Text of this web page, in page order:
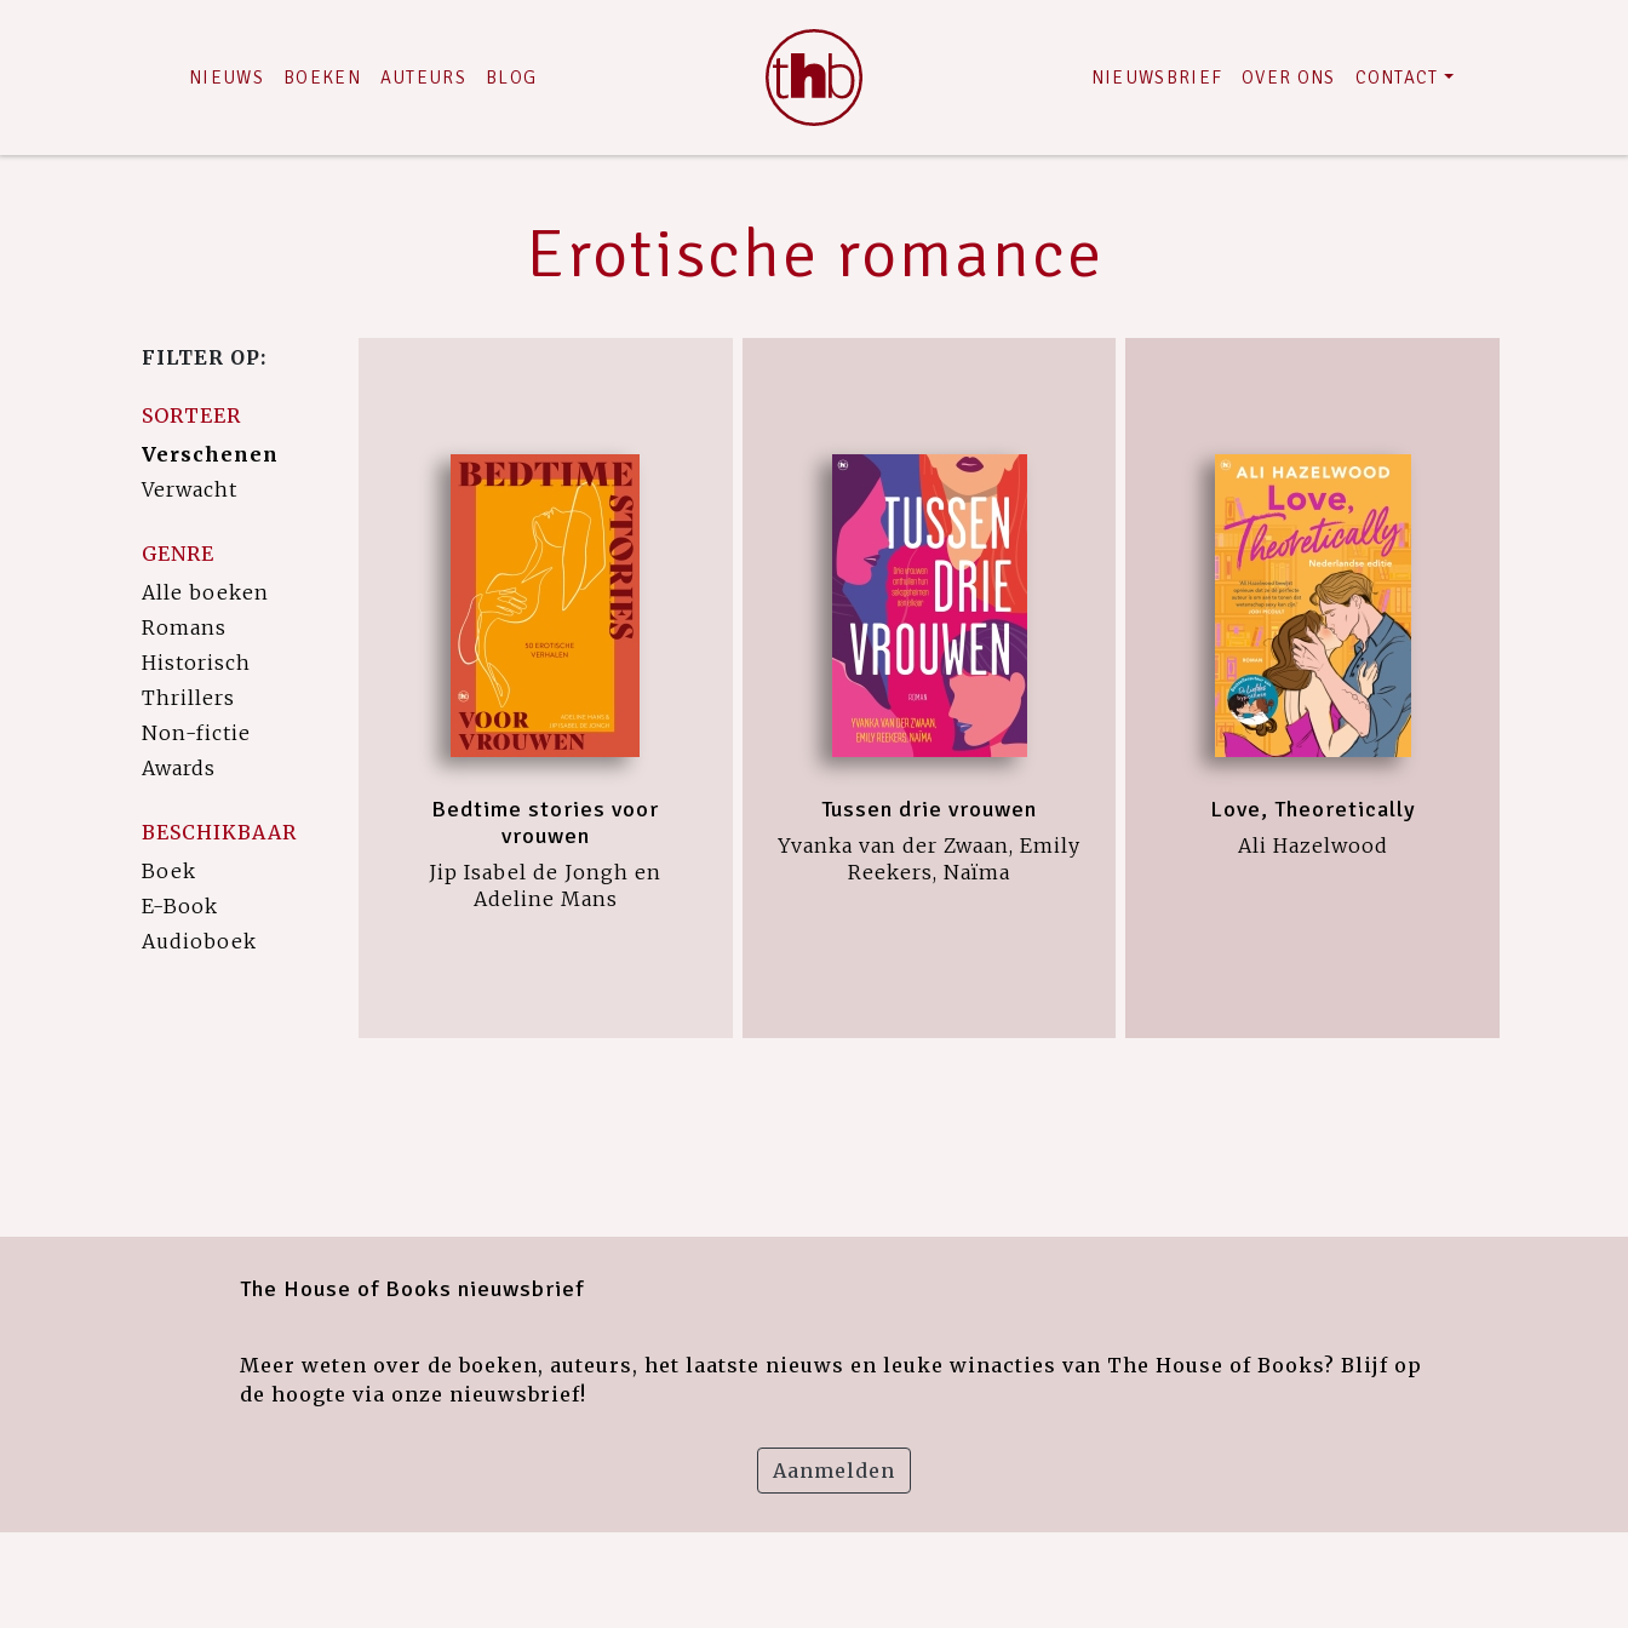
NIEUWS BOEKEN AUTEURS BLOG NIEUWSBRIEF OVER ONS CONTACT
Erotische romance
FILTER OP:
SORTEER
Verschenen
Verwacht
GENRE
Alle boeken
Romans
Historisch
Thrillers
Non-fictie
Awards
BESCHIKBAAR
Boek
E-Book
Audioboek
Bedtime stories voor
vrouwen
Jip Isabel de Jongh en
Adeline Mans
Tussen drie vrouwen
Yvanka van der Zwaan, Emily
Reekers, Naïma
Love, Theoretically
Ali Hazelwood
The House of Books nieuwsbrief
Meer weten over de boeken, auteurs, het laatste nieuws en leuke winacties van The House of Books? Blijf op
de hoogte via onze nieuwsbrief!
Aanmelden